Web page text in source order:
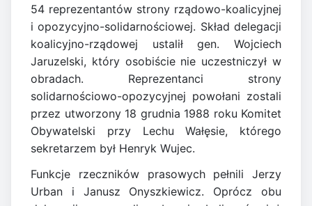
54 reprezentantów strony rządowo-koalicyjnej
i opozycyjno-solidarnościowej. Skład delegacji
koalicyjno-rządowej ustalił gen. Wojciech
Jaruzelski, który osobiście nie uczestniczył w
obradach. Reprezentanci strony
solidarnościowo-opozycyjnej powołani zostali
przez utworzony 18 grudnia 1988 roku Komitet
Obywatelski przy Lechu Wałęsie, którego
sekretarzem był Henryk Wujec.
Funkcje rzeczników prasowych pełnili Jerzy
Urban i Janusz Onyszkiewicz. Oprócz obu